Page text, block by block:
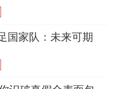
国家队：未来可期